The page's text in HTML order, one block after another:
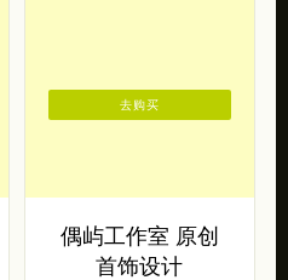
偶屿工作室 原创
首饰设计
去购买